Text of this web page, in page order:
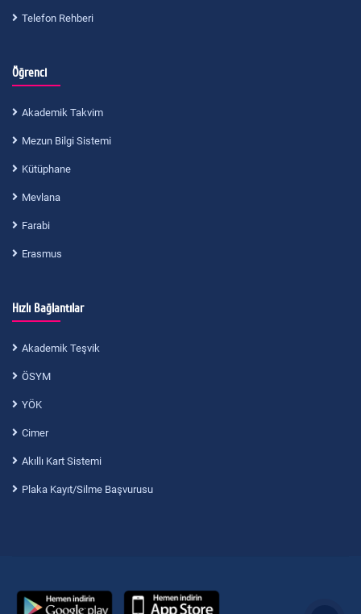
Telefon Rehberi
Öğrenci
Akademik Takvim
Mezun Bilgi Sistemi
Kütüphane
Mevlana
Farabi
Erasmus
Hızlı Bağlantılar
Akademik Teşvik
ÖSYM
YÖK
Cimer
Akıllı Kart Sistemi
Plaka Kayıt/Silme Başvurusu